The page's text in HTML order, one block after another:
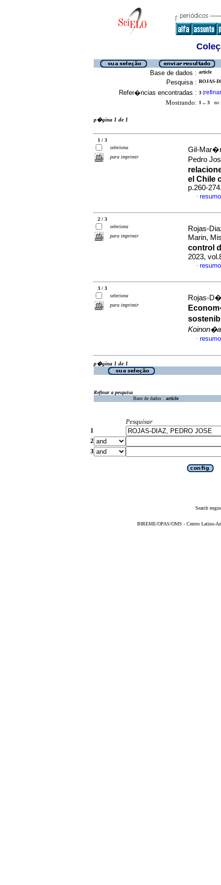
Base de dados : article
Pesquisa : ROJAS-
Refer�ncias encontradas : 3 [refinar
Mostrando: 1 .. 3 no
p�gina 1 de 1
1 / 3
seleciona
para imprimir
Gil-
Pedro
el Chile
p.260-
·
2 / 3
seleciona
para imprimir
Rojas-
Marin,
control
2023,
·
3 / 3
seleciona
para imprimir
Rojas-
Koinon�a
·
p�gina 1 de 1
Refinar a pesquisa
Base de dados : article
Pesquisar
1
2
3
Search
BIREME/OPAS/OMS - Centro Latino-